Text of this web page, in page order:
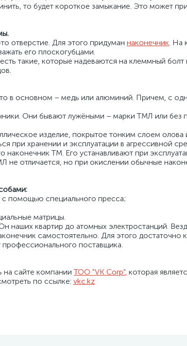
то будет короткое замыкание. Это может
отверстие. Для этого придуман наконечник. На
его плоскогубцами.
такие, которые надеваются на клеммный
в основном – медь или алюминий. Причем, с
Они бывают лужёными – марки ТМЛ или без
изделие, покрытое тонким слоем олова
при хранении и эксплуатации в агрессивной
ТМ. Его устанавливают при
отличается, но при окислении обычные
с помощью специального пресса;
матрицы.
квартир до атомных электростанций.
самостоятельно. Для этого
поставщика.
на сайте компанииТОО "VK Corp", которая
по ссылке: vkc.kz